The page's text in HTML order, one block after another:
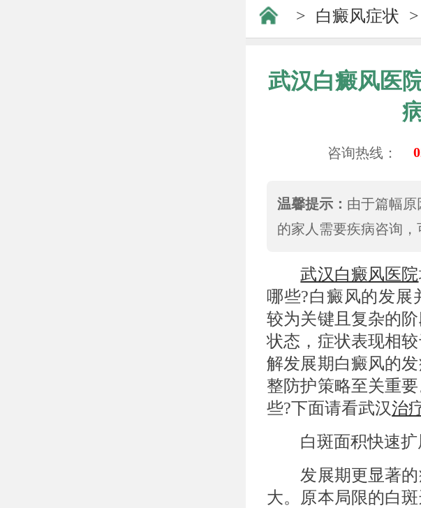
> 白癜风症状 >
武汉白癜风医
咨询热线：
温馨提示： 由于篇幅
的家人需要疾病咨询，
武汉白癜风医院
哪些?白癜风的发展
较为关键且复杂的
状态，症状表现相
解发展期白癜风的
整防护策略至关重
些?下面请看武汉治
白斑面积快速扩
发展期更显著的
大。原本局限的白